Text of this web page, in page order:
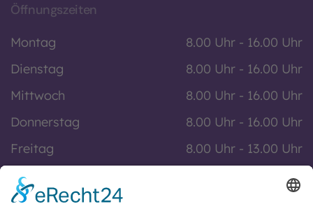
Öffnungszeiten
Montag
8.00 Uhr - 16.00 Uhr
Dienstag
8.00 Uhr - 16.00 Uhr
Mittwoch
8.00 Uhr - 16.00 Uhr
Donnerstag
8.00 Uhr - 16.00 Uhr
Freitag
8.00 Uhr - 13.00 Uhr
Und nach Vereinbarung
Zusätzlich regelmäßig Samstagssprechstunde